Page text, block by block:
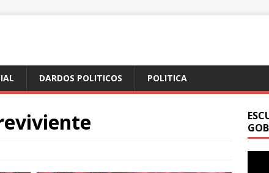
DARDOS POLITICOS POLITICA